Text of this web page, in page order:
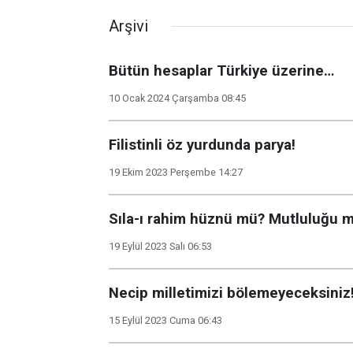
Arşivi
Bütün hesaplar Türkiye üzerine…
10 Ocak 2024 Çarşamba 08:45
Filistinli öz yurdunda parya!
19 Ekim 2023 Perşembe 14:27
Sıla-ı rahim hüznü mü? Mutluluğu
19 Eylül 2023 Salı 06:53
Necip milletimizi bölemeyeceksiniz!
15 Eylül 2023 Cuma 06:43